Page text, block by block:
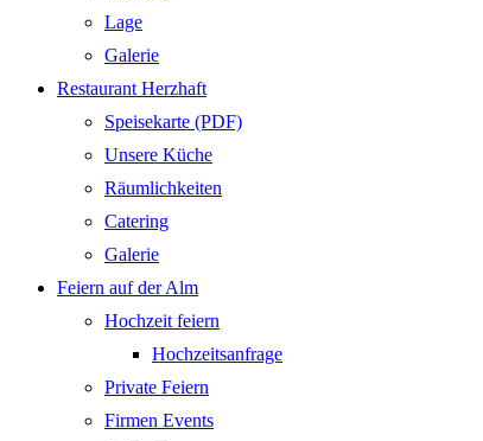
Lage
Galerie
Restaurant Herzhaft
Speisekarte (PDF)
Unsere Küche
Räumlichkeiten
Catering
Galerie
Feiern auf der Alm
Hochzeit feiern
Hochzeitsanfrage
Private Feiern
Firmen Events